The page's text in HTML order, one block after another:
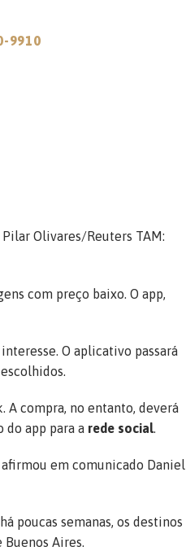
9910
Olivares/Reuters TAM:
com preço baixo. O app,
O aplicativo passará
A compra, no entanto, deverá
app para a rede social.
afirmou em comunicado Daniel
poucas semanas, os destinos
Buenos Aires.